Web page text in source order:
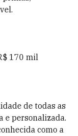
170 mil
de todas as
e personalizada.
como a